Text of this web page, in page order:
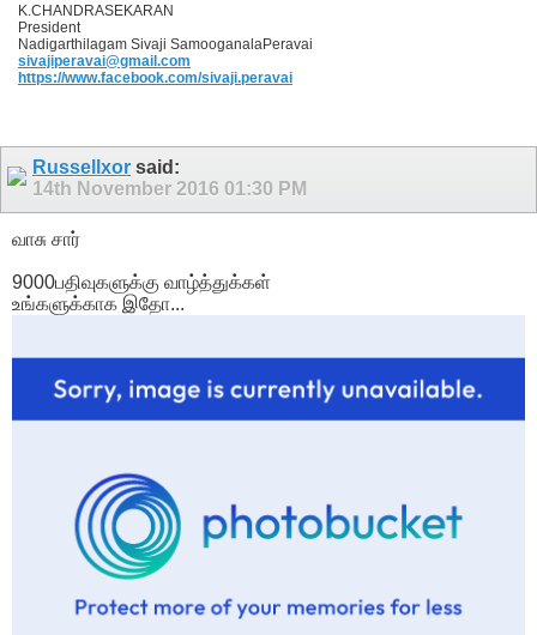
K.CHANDRASEKARAN
President
Nadigarthilagam Sivaji SamooganalaPeravai
sivajiperavai@gmail.com
https://www.facebook.com/sivaji.peravai
Russellxor said:
14th November 2016 01:30 PM
வாசு சார்
9000பதிவுகளுக்கு வாழ்த்துக்கள்
உங்களுக்காக இதோ...